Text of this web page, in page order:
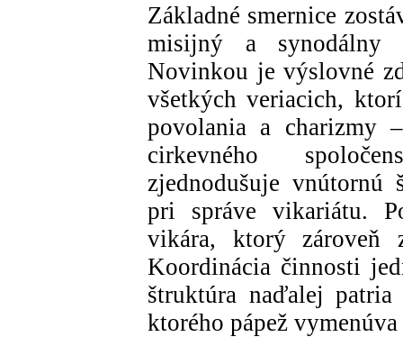
Základné smernice
misijný a synodálny
Novinkou je výslovné
všetkých veriacich,
povolania a charizmy
cirkevného
zjednodušuje vnútornú
pri správe vikariátu.
vikára, ktorý zároveň
Koordinácia činnosti
štruktúra naďalej patria
ktorého pápež